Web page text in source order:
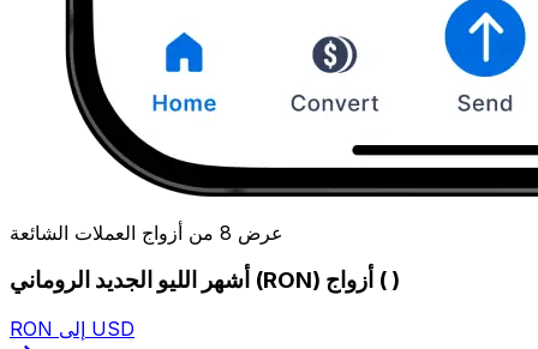
عرض 8 من أزواج العملات الشائعة
أشهر الليو الجديد الروماني (RON) أزواج ( )
RON إلى USD